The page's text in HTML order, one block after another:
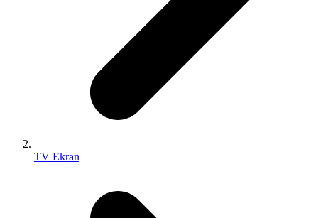
TV Ekran